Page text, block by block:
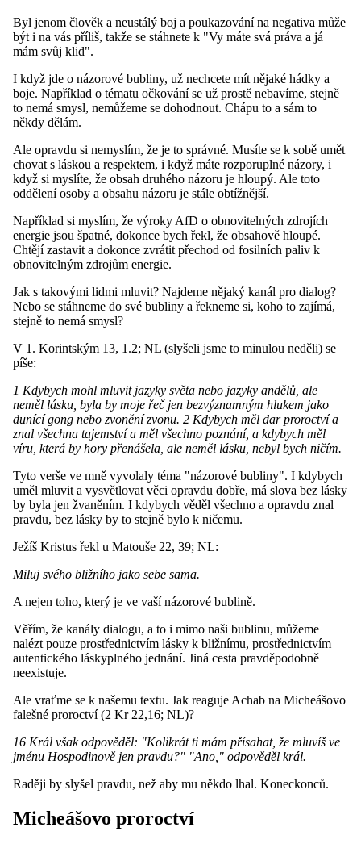
Byl jenom člověk a neustálý boj a poukazování na negativa může
být i na vás příliš, takže se stáhnete k "Vy máte svá práva a já
mám svůj klid".
I když jde o názorové bubliny, už nechcete mít nějaké hádky a
boje. Například o tématu očkování se už prostě nebavíme, stejně
to nemá smysl, nemůžeme se dohodnout. Chápu to a sám to
někdy dělám.
Ale opravdu si nemyslím, že je to správné. Musíte se k sobě umět
chovat s láskou a respektem, i když máte rozporuplné názory, i
když si myslíte, že obsah druhého názoru je hloupý. Ale toto
oddělení osoby a obsahu názoru je stále obtížnější.
Například si myslím, že výroky AfD o obnovitelných zdrojích
energie jsou špatné, dokonce bych řekl, že obsahově hloupé.
Chtějí zastavit a dokonce zvrátit přechod od fosilních paliv k
obnovitelným zdrojům energie.
Jak s takovými lidmi mluvit? Najdeme nějaký kanál pro dialog?
Nebo se stáhneme do své bubliny a řekneme si, koho to zajímá,
stejně to nemá smysl?
V 1. Korintským 13, 1.2; NL (slyšeli jsme to minulou neděli) se
píše:
1 Kdybych mohl mluvit jazyky světa nebo jazyky andělů, ale
neměl lásku, byla by moje řeč jen bezvýznamným hlukem jako
dunící gong nebo zvonění zvonu. 2 Kdybych měl dar proroctví a
znal všechna tajemství a měl všechno poznání, a kdybych měl
víru, která by hory přenášela, ale neměl lásku, nebyl bych ničím.
Tyto verše ve mně vyvolaly téma "názorové bubliny". I kdybych
uměl mluvit a vysvětlovat věci opravdu dobře, má slova bez lásky
by byla jen žvaněním. I kdybych věděl všechno a opravdu znal
pravdu, bez lásky by to stejně bylo k ničemu.
Ježíš Kristus řekl u Matouše 22, 39; NL:
Miluj svého bližního jako sebe sama.
A nejen toho, který je ve vaší názorové bublině.
Věřím, že kanály dialogu, a to i mimo naši bublinu, můžeme
nalézt pouze prostřednictvím lásky k bližnímu, prostřednictvím
autentického láskyplného jednání. Jiná cesta pravděpodobně
neexistuje.
Ale vraťme se k našemu textu. Jak reaguje Achab na Micheášovo
falešné proroctví (2 Kr 22,16; NL)?
16 Král však odpověděl: "Kolikrát ti mám přísahat, že mluvíš ve
jménu Hospodinově jen pravdu?" "Ano," odpověděl král.
Raději by slyšel pravdu, než aby mu někdo lhal. Koneckonců.
Micheášovo proroctví